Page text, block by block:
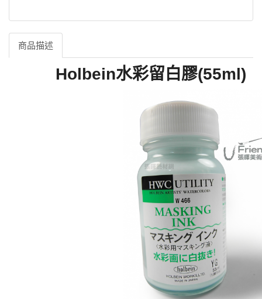
商品描述
Holbein水彩留白膠(55ml)